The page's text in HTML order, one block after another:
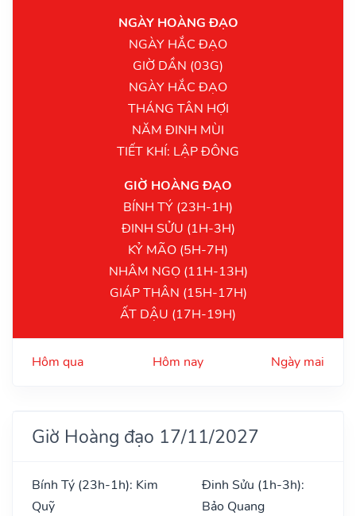
NGÀY HOÀNG ĐẠO
NGÀY HẮC ĐẠO
GIỜ DẦN (03G)
NGÀY HẮC ĐẠO
THÁNG TÂN HỢI
NĂM ĐINH MÙI
TIẾT KHÍ: LẬP ĐÔNG
GIỜ HOÀNG ĐẠO
BÍNH TÝ (23H-1H)
ĐINH SỬU (1H-3H)
KỶ MÃO (5H-7H)
NHÂM NGỌ (11H-13H)
GIÁP THÂN (15H-17H)
ẤT DẬU (17H-19H)
Hôm qua Hôm nay Ngày mai
Giờ Hoàng đạo 17/11/2027
Bính Tý (23h-1h): Kim
Quỹ
Đinh Sửu (1h-3h):
Bảo Quang